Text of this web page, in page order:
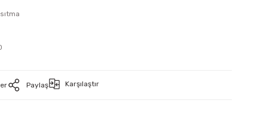
Paylaş Karşılaştır